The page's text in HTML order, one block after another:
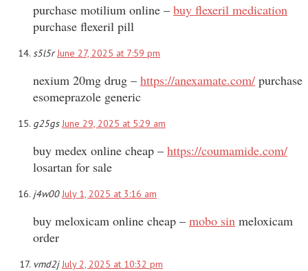
purchase motilium online – buy flexeril medication
purchase flexeril pill
s5l5rJune 27, 2025 at 7:59 pm
nexium 20mg drug – https://anexamate.com/ purchase
esomeprazole generic
g25gsJune 29, 2025 at 5:29 am
buy medex online cheap – https://coumamide.com/
losartan for sale
j4w00July 1, 2025 at 3:16 am
buy meloxicam online cheap – mobo sin meloxicam
order
vmd2jJuly 2, 2025 at 10:32 pm